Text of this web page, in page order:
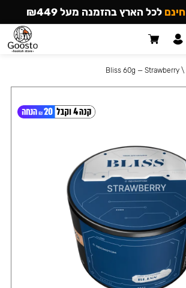
\
Bliss 60g — Strawberry
חינם לכל הארץ בהזמנה מעל ₪449